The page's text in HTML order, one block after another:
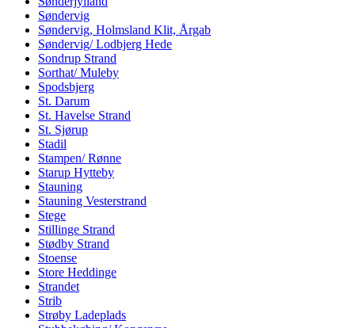
Søndervig
Søndervig, Holmsland Klit, Årgab
Søndervig/ Lodbjerg Hede
Sondrup Strand
Sorthat/ Muleby
Spodsbjerg
St. Darum
St. Havelse Strand
St. Sjørup
Stadil
Stampen/ Rønne
Starup Hytteby
Stauning
Stauning Vesterstrand
Stege
Stillinge Strand
Stødby Strand
Stoense
Store Heddinge
Strandet
Strib
Strøby Ladeplads